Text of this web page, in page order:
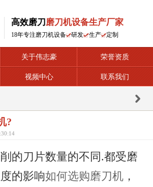
高效磨刀 磨刀机设备生产厂家
18年专注磨刀机设备 研发 生产 定制
关于伟志豪 荣誉资质
视频中心 联系我们
?
的刀片数量的不同.都受磨
的影响如何选购磨刀机 ，